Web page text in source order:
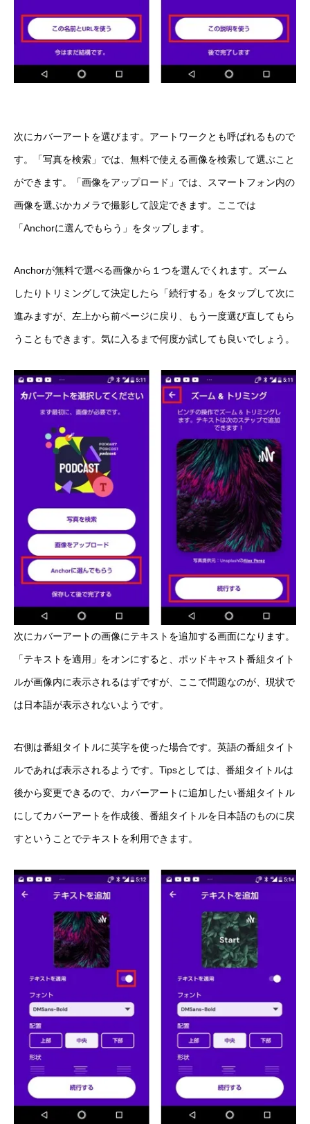
次にカバーアートを選びます。アートワークとも呼ばれるもので
す。「写真を検索」では、無料で使える画像を検索して選ぶこと
ができます。「画像をアップロード」では、スマートフォン内の
画像を選ぶかカメラで撮影して設定できます。ここでは
「Anchorに選んでもらう」をタップします。
Anchorが無料で選べる画像から１つを選んでくれます。ズーム
したりトリミングして決定したら「続行する」をタップして次に
進みますが、左上から前ページに戻り、もう一度選び直してもら
うこともできます。気に入るまで何度か試しても良いでしょう。
次にカバーアートの画像にテキストを追加する画面になります。
「テキストを適用」をオンにすると、ポッドキャスト番組タイト
ルが画像内に表示されるはずですが、ここで問題なのが、現状で
は日本語が表示されないようです。
右側は番組タイトルに英字を使った場合です。英語の番組タイト
ルであれば表示されるようです。Tipsとしては、番組タイトルは
後から変更できるので、カバーアートに追加したい番組タイトル
にしてカバーアートを作成後、番組タイトルを日本語のものに戻
すということでテキストを利用できます。